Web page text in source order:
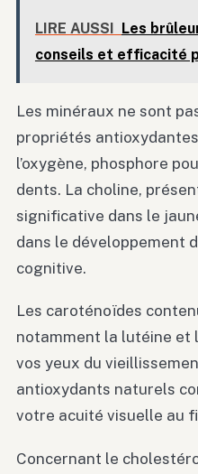
LIRE AUSSI Les
conseils et efficacité
Les minéraux ne sont
propriétés
l’oxygène, phosphore
dents. La choline,
significative dans le
dans le développement
cognitive.
Les caroténoïdes
notamment la lutéine et
vos yeux du
antioxydants naturels
votre acuité visuelle au
Concernant le